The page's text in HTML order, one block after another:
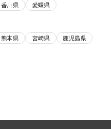
香川県
愛媛県
熊本県 宮崎県
鹿児島県